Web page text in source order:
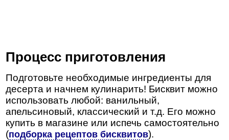
Процесс приготовления
Подготовьте необходимые ингредиенты для
десерта и начнем кулинарить! Бисквит можно
использовать любой: ванильный,
апельсиновый, классический и т.д. Его можно
купить в магазине или испечь самостоятельно
(подборка рецептов бисквитов).